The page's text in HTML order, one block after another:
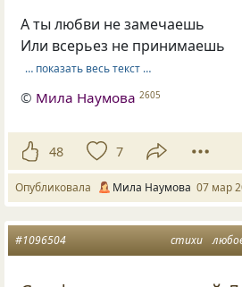
А ты любви не замечаешь
Или всерьез не принимаешь
… показать весь текст …
© Мила Наумова 2605
48 7
Опубликовала Мила Наумова 07 мар
стихи
#1096504